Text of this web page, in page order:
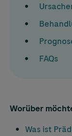
FAQs
Worüber
Was ist